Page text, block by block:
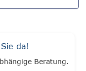
da!
Beratung.